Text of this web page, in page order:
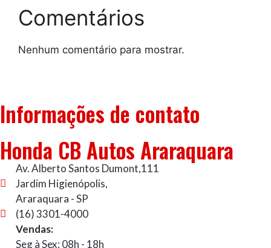
Comentários
Nenhum comentário para mostrar.
Informações de contato
Honda CB Autos Araraquara
Av. Alberto Santos Dumont,111
Jardim Higienópolis,
Araraquara - SP
(16) 3301-4000
Vendas:
Seg à Sex: 08h - 18h